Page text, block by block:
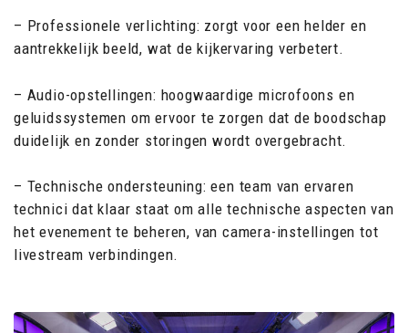
– Professionele verlichting: zorgt voor een helder en
aantrekkelijk beeld, wat de kijkervaring verbetert.
– Audio-opstellingen: hoogwaardige microfoons en
geluidssystemen om ervoor te zorgen dat de boodschap
duidelijk en zonder storingen wordt overgebracht.
– Technische ondersteuning: een team van ervaren
technici dat klaar staat om alle technische aspecten van
het evenement te beheren, van camera-instellingen tot
livestream verbindingen.